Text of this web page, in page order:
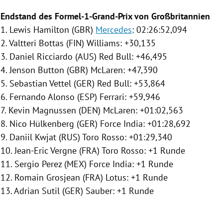
Endstand des Formel-1-Grand-Prix vonGroßbritannien
1. Lewis Hamilton (GBR) Mercedes: 02:26:52,094
2.Valtteri Bottas (FIN)Williams: +30,135
3. Daniel Ricciardo (AUS) Red Bull: +46,495
4.Jenson Button (GBR) McLaren: +47,390
5. Sebastian Vettel (GER) Red Bull: +53,864
6. Fernando Alonso (ESP) Ferrari: +59,946
7. Kevin Magnussen (DEN) McLaren: +01:02,563
8. Nico Hülkenberg (GER) Force India: +01:28,692
9. Daniil Kwjat (RUS)Toro Rosso: +01:29,340
10.Jean-Eric Vergne (FRA)Toro Rosso: +1 Runde
11. Sergio Perez(MEX) Force India: +1 Runde
12. Romain Grosjean (FRA) Lotus: +1 Runde
13.Adrian Sutil (GER) Sauber: +1 Runde